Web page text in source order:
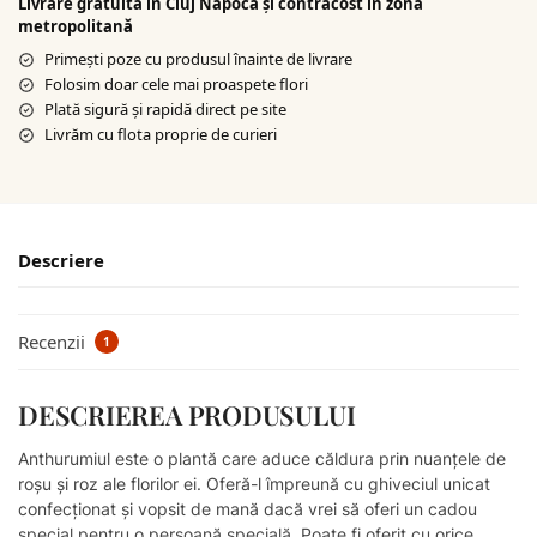
metropolitană
Primești poze cu produsul înainte de livrare
Folosim doar cele mai proaspete flori
Plată sigură şi rapidă direct pe site
Livrăm cu flota proprie de curieri
Descriere
Recenzii 1
DESCRIEREA PRODUSULUI
Anthurumiul este o plantă care aduce căldura prin nuanțele de
roșu și roz ale florilor ei. Oferă-l împreună cu ghiveciul unicat
confecționat și vopsit de mană dacă vrei să oferi un cadou